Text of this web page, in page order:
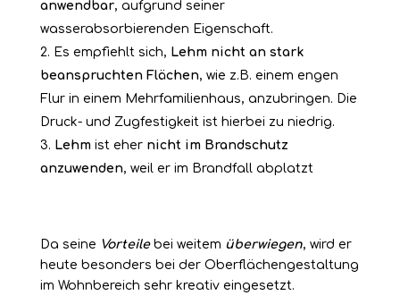
anwendbar, aufgrund seiner
wasserabsorbierenden Eigenschaft.
Es empfiehlt sich, Lehm nicht an stark
beanspruchten Flächen, wie z.B. einem engen
Flur in einem Mehrfamilienhaus, anzubringen. Die
Druck- und Zugfestigkeit ist hierbei zu niedrig.
Lehmist eher nicht im Brandschutz
anzuwenden, weil er im Brandfall abplatzt
Da seine Vorteilebei weitem überwiegen, wird er
heute besonders bei der Oberflächengestaltung
im Wohnbereich sehr kreativ eingesetzt.